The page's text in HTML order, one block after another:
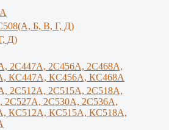
Б, В, Г, Д)
Д)
2С447А, 2С456А, 2С468А,
КС447А, КС456А, КС468А
2С512А, 2С515А, 2С518А,
2С527А, 2С530А, 2С536А,
КС512А, КС515А, КС518А,